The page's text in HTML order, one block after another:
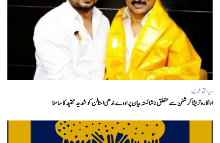
ریاستی خبریں
اداکارہ تریشا کرشنن سے متعلق ناشائستہ بیان پر اودے ندھی اسٹالن کو شدید تنقید کا سامنا